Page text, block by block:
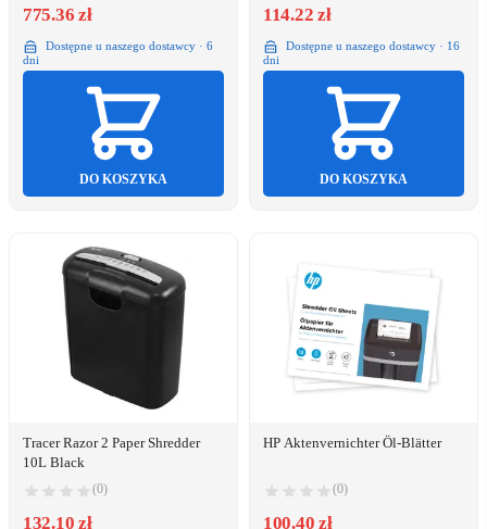
775.36 zł
Dostępne u naszego dostawcy · 6
dni
DO KOSZYKA
114.22 zł
Dostępne u naszego dostawcy · 16
dni
DO KOSZYKA
Tracer Razor 2 Paper Shredder
10L Black
(0)
132.10 zł
HP Aktenvernichter Öl-Blätter
(0)
100.40 zł